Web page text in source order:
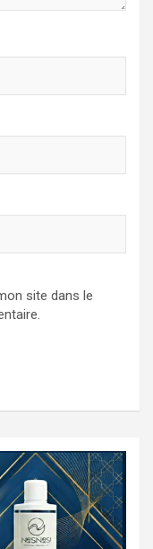
site dans le